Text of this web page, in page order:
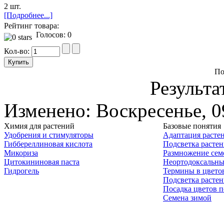
2 шт.
[Подробнее...]
Рейтинг товара:
Голосов: 0
Кол-во:
Изменено: Воскресенье,
Химия для растений
Удобрения и стимуляторы
Гиббереллиновая кислота
Микориза
Цитокининовая паста
Гидрогель
Базовые понятия
Адаптация
Подсветка
Размножение
Термины в
Подсветка
Посадка цветов
Семена зимой